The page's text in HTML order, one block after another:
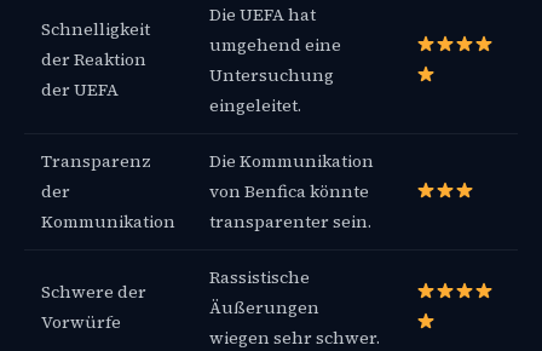
Schnelligkeit
der Reaktion
der UEFA
Die UEFA hat
umgehend eine
Untersuchung
eingeleitet.
Transparenz
der
Kommunikation
Die Kommunikation
von Benfica könnte
transparenter sein.
Schwere der
Vorwürfe
Rassistische
Äußerungen
wiegen sehr schwer.